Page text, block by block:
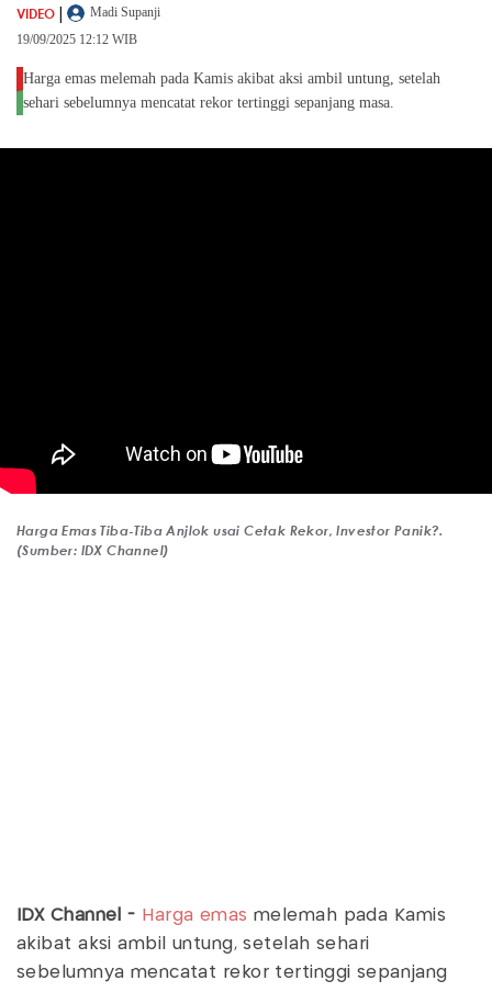
VIDEO |
Madi Supanji
19/09/2025 12:12 WIB
Harga emas melemah pada Kamis akibat aksi ambil untung, setelah
sehari sebelumnya mencatat rekor tertinggi sepanjang masa.
Harga Emas Tiba-Tiba Anjlok usai Cetak Rekor, Investor Panik?.
(Sumber: IDX Channel)
IDX Channel - Harga emas melemah pada Kamis
akibat aksi ambil untung, setelah sehari
sebelumnya mencatat rekor tertinggi sepanjang